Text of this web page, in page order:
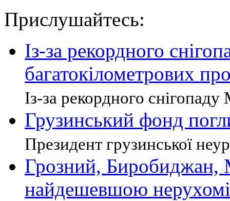
Прислушайтесь:
Із-за рекордного
багатокілометрових
Із-за рекордного
Грузинський фонд
Президент грузинської
Грозний, Биробиджан,
найдешевшою